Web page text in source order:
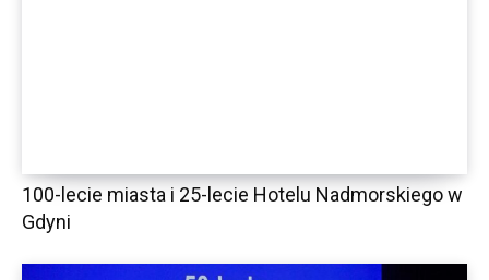
100-lecie miasta i 25-lecie Hotelu Nadmorskiego w
Gdyni